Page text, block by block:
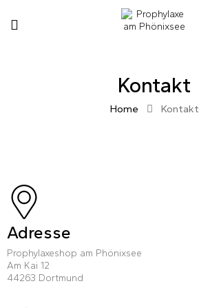
Kontakt
Home Kontakt
Adresse
Prophylaxeshop am Phönixsee
Am Kai 12
44263 Dortmund